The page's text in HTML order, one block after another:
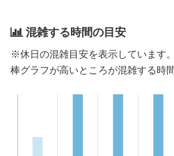
混雑する時間の目安
※休日の混雑目安を表示しています。
棒グラフが高いところが混雑する時